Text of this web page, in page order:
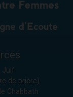
Juif
de prière)
Chabbath